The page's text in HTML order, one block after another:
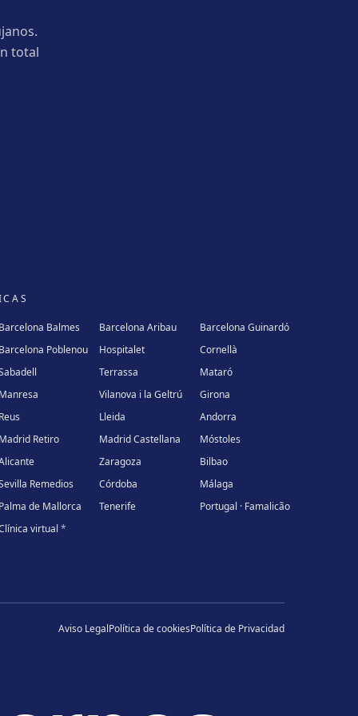
total
Balmes Barcelona Aribau
Barcelona Guinardó
Poblenou
Hospitalet
Cornellà
Terrassa
Mataró
Vilanova i la Geltrú
Girona
Lleida
Andorra
Retiro
Madrid Castellana
Móstoles
Zaragoza
Bilbao
Remedios
Córdoba
Málaga
de Mallorca
Tenerife
Portugal · Famalicão
virtual *
Aviso LegalPolítica de cookiesPolítica de Privacidad